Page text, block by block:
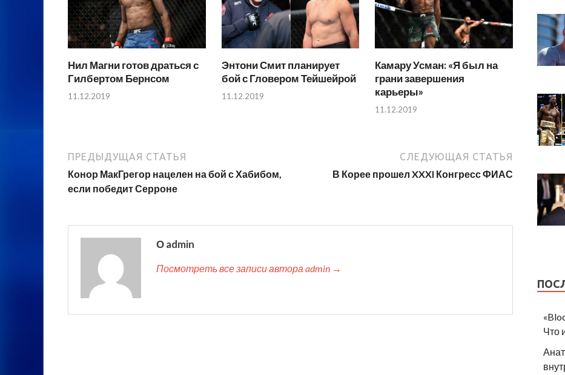
Нил Магни готов драться с
Гилбертом Бернсом
11.12.2019
Энтони Смит планирует
бой с Гловером Тейшейрой
11.12.2019
Камару Усман: «Я был на
грани завершения
карьеры»
11.12.2019
ПРЕДЫДУЩАЯ СТАТЬЯ
Конор МакГрегор нацелен на бой с Хабибом,
если победит Серроне
СЛЕДУЮЩАЯ СТАТЬЯ
В Корее прошел XXXI Конгресс ФИАС
О admin
Посмотреть все записи автора admin →
Что